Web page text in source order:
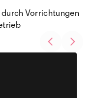
Vorrichtungen